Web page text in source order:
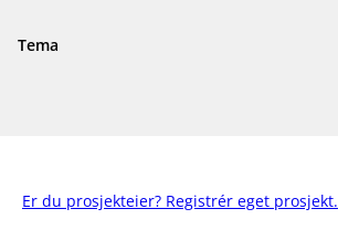
Tema
Er du prosjekteier? Registrér eget prosjekt.